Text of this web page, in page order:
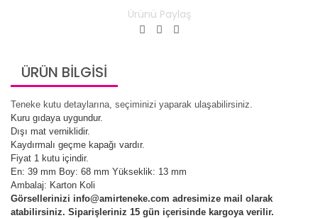
Ürünü Paylaş
ÜRÜN BİLGİSİ
Teneke kutu detaylarına, seçiminizi yaparak ulaşabilirsiniz.
Kuru gıdaya uygundur.
Dışı mat verniklidir.
Kaydırmalı geçme kapağı vardır.
Fiyat 1 kutu içindir.
En: 39 mm Boy: 68 mm Yükseklik: 13 mm
Ambalaj: Karton Koli
Görsellerinizi info@amirteneke.com adresimize mail olarak
atabilirsiniz. Siparişleriniz 15 gün içerisinde kargoya verilir.